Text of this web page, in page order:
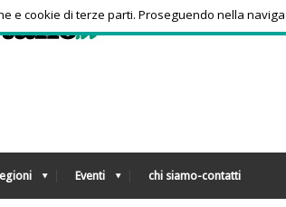
Eventi chi siamo-contatti
e cookie di terze parti. Proseguendo nella